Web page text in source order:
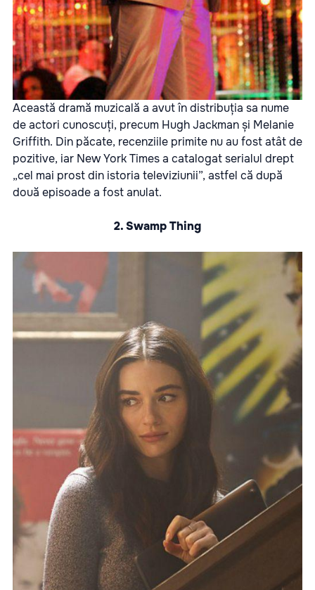
Această dramă muzicală a avut în distribuția sa nume
de actori cunoscuți, precum Hugh Jackman și Melanie
Griffith. Din păcate, recenziile primite nu au fost atât de
pozitive, iar New York Times a catalogat serialul drept
„cel mai prost din istoria televiziunii”, astfel că după
două episoade a fost anulat.
2. Swamp Thing